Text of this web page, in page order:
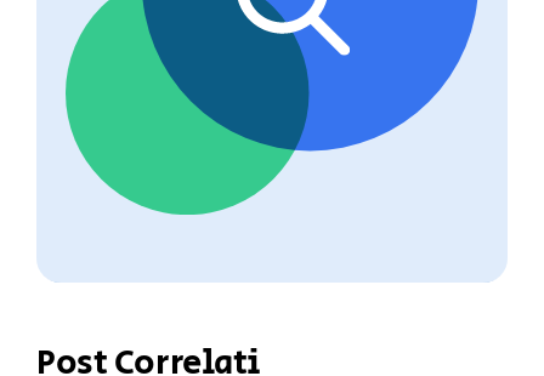
Post Correlati